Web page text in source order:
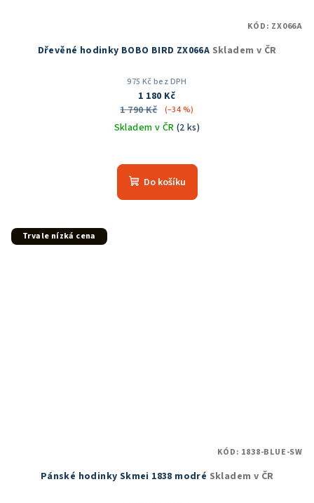
Dřevěné hodinky BOBO BIRD ZX066A Skladem v ČR
975 Kč bez DPH
1 180 Kč
1 790 Kč
(–34 %)
Skladem v ČR (2 ks)
hodnocení
produktu
Do košíku
KÓD: ZX066A
Trvale nízká cena
Pánské hodinky Skmei 1838 modré Skladem v ČR
KÓD: 1838-BLUE-SW